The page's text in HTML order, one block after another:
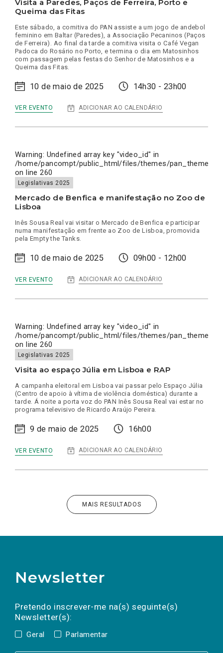
Visita a Paredes, Paços de Ferreira, Porto e
Queima das Fitas
Este sábado, a comitiva do PAN assiste a um jogo de andebol
feminino em Baltar (Paredes), a Associação Pecaninos (Paços
de Ferreira). Ao final da tarde a comitiva visita o Café Vegan
Padoca do Rosário no Porto, e termina o dia em Matosinhos
com passagem pelas festas do Senhor de Matosinhos e a
Queima das Fitas.
10 de maio de 2025 14h30 - 23h00
VER EVENTO ADICIONAR AO CALENDÁRIO
:
VISITA
PAREDES,
FERREIRA,
PORTO
E
FITAS
Warning: Undefined array key "video_id" in
/home/pancompt/public_html/files/themes/pan_theme/
on line260
Legislativas 2025
Mercado de Benfica e manifestação no Zoo de
Lisboa
Inês Sousa Real vai visitar o Mercado de Benfica e participar
numa manifestação em frente ao Zoo de Lisboa, promovida
pela Empty the Tanks.
10 de maio de 2025 09h00 - 12h00
VER EVENTO ADICIONAR AO CALENDÁRIO
:
MERCADO
BENFICA
NO
ZOO
DE
Warning: Undefined array key "video_id" in
/home/pancompt/public_html/files/themes/pan_theme/
on line260
Legislativas 2025
Visita ao espaço Júlia em Lisboa e RAP
A campanha eleitoral em Lisboa vai passar pelo Espaço Júlia
(Centro de apoio à vítima de violência doméstica) durante a
tarde. Á noite a porta voz do PAN Inês Sousa Real vai estar no
programa televisivo de Ricardo Araújo Pereira.
9 de maio de 2025 16h00
VER EVENTO ADICIONAR AO CALENDÁRIO
:
VISITA
ESPAÇO
LISBOA
MAIS RESULTADOS
Newsletter
Pretendo inscrever-me na(s) seguinte(s)
Newsletter(s):
Geral Parlamentar
a(s) newsletter(s).
mail